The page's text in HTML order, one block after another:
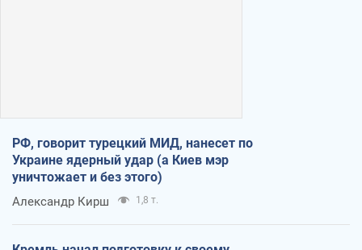
РФ, говорит турецкий МИД, нанесет по
Украине ядерный удар (а Киев мэр
уничтожает и без этого)
Александр Кирш 1,8 т.